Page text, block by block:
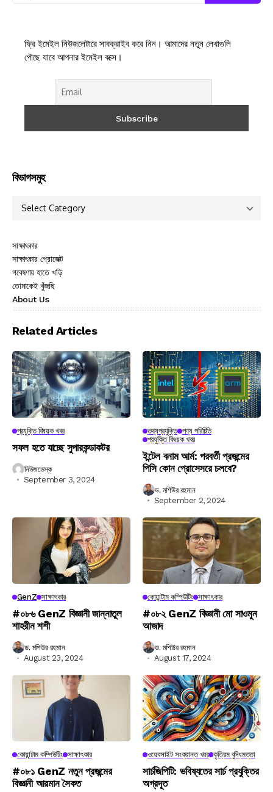
ফ্রি ইমেইল নিউজলেটারে সাবক্রাইব করে নিন। আমাদের নতুন লেখাগুলি
পৌছে যাবে আপনার ইমেইল বক্সে।
বিভাগসমুহ
সাক্ষাৎকার
সাক্ষাৎকার প্রোজেক্ট
গবেষণায় হাতে খড়ি
তোমাকেই খুঁজছি
About Us
Related Articles
প্রযুক্তি বিষয়ক খবর
সফল হতে যাচ্ছে সুপারকন্ডাকটর
নিউজডেস্ক
September 3, 2024
তথ্যপ্রযুক্তি পণ্য পরিচিতি
প্রযুক্তি বিষয়ক খবর
ইন্টেল বনাম আর্ম: পরবর্তী প্রজন্মের
পিসি কোন প্রোসেসরে চলবে?
ড. মশিউর রহমান
September 2, 2024
GenZ সাক্ষাৎকার
#০৮৬ GenZ বিজ্ঞানী জান্নাতুল
শাহরীন শশী
ড. মশিউর রহমান
August 23, 2024
কোয়ান্টাম কম্পিউটিং সাক্ষাৎকার
#০৮২ GenZ বিজ্ঞানী মো সাওমুন
আজাদ
ড. মশিউর রহমান
August 17, 2024
কোয়ান্টাম কম্পিউটিং সাক্ষাৎকার
#০৮১ GenZ নতুন প্রজন্মের
বিজ্ঞানী আরমান সৈকত
ওয়েবসাইট সংক্রান্ত খবর কৃত্রিম বুদ্ধিমত্তা
সার্চজিপিটি: ভবিষ্যতের সার্চ প্রযুক্তির
অগ্রদূত